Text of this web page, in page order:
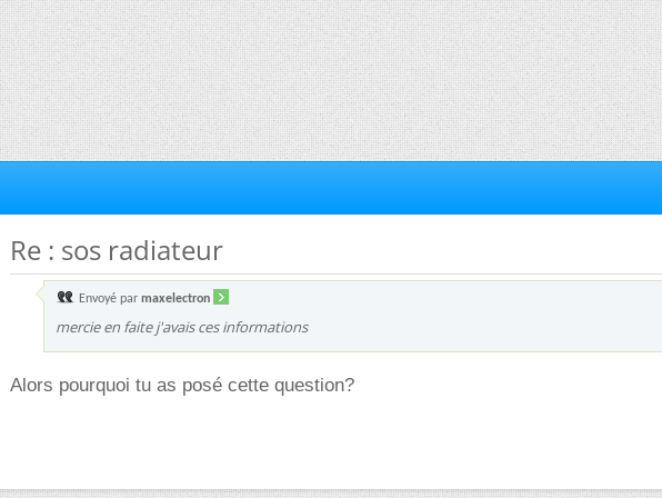
Re : sos radiateur
Envoyé par maxelectron
mercie en faite j'avais ces informations
Alors pourquoi tu as posé cette question?